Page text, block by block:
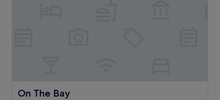
On The Bay
On The Bay